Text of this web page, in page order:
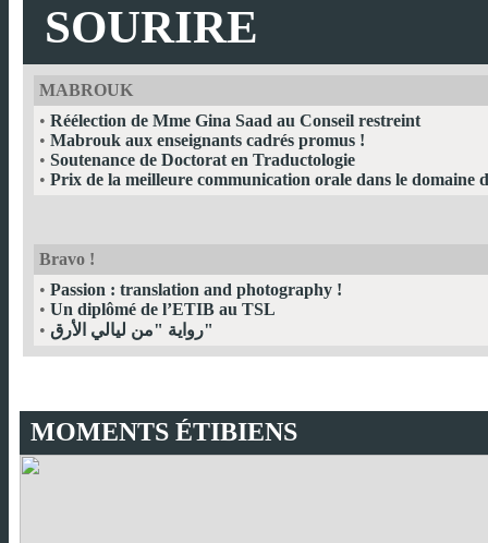
SOURIRE
MABROUK
• Réélection de Mme Gina Saad au Conseil restreint
• Mabrouk aux enseignants cadrés promus !
• Soutenance de Doctorat en Traductologie
• Prix de la meilleure communication orale dans le domaine
Bravo !
• Passion : translation and photography !
• Un diplômé de l’ETIB au TSL
•
رواية "من ليالي الأرق"
MOMENTS ÉTIBIENS